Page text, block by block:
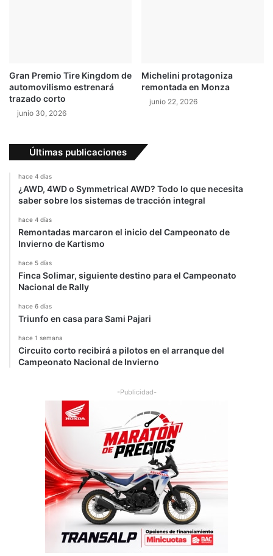
o
s
C
t
P
r
e
o
Gran Premio Tire Kingdom de
automovilismo estrenará
trazado corto
junio 30, 2026
Michelini protagoniza
remontada en Monza
junio 22, 2026
Últimas publicaciones
hace 4 días
¿AWD, 4WD o Symmetrical AWD? Todo lo que necesita
saber sobre los sistemas de tracción integral
hace 4 días
Remontadas marcaron el inicio del Campeonato de
Invierno de Kartismo
hace 5 días
Finca Solimar, siguiente destino para el Campeonato
Nacional de Rally
hace 6 días
Triunfo en casa para Sami Pajari
hace 1 semana
Circuito corto recibirá a pilotos en el arranque del
Campeonato Nacional de Invierno
-Publicidad-